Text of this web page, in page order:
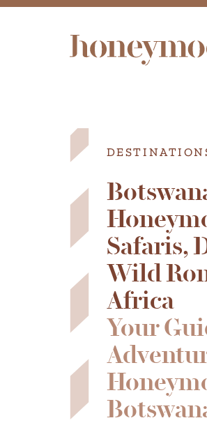
Safaris,
Wild
Africa
Your